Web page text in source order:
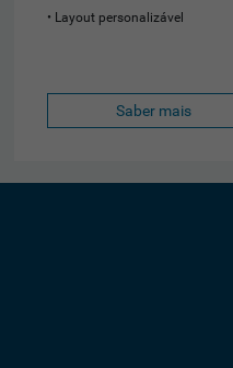
Layout personalizável
Saber mais